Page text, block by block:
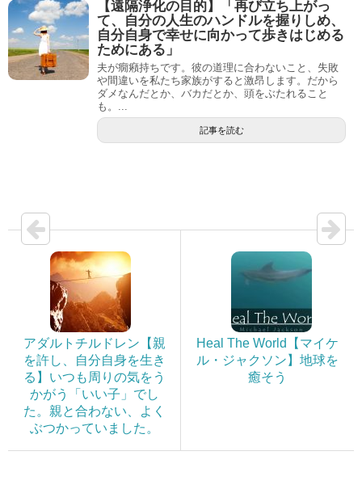
【遠隔浄化の目的】「再び立ち上がっ
て、自分の人生のハンドルを握りしめ、
自分自身で幸せに向かって歩きはじめる
ためにある」
夫が癇癪持ちです。彼の道理に合わないこと、失敗
や間違いを私たち家族がすると激昂します。だから
ダメなんだとか、バカだとか、頭をぶたれること
も。...
記事を読む
アダルトチルドレン【親
を許し、自分自身を生き
る】いつも周りの気をう
かがう「いい子」でし
た。親と合わない、よく
ぶつかっていました。
Heal The World【マイケ
ル・ジャクソン】地球を
癒そう